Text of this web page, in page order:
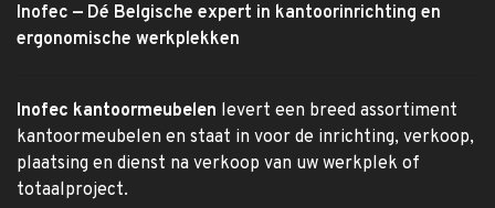
Inofec — Dé Belgische expert in kantoorinrichting en
ergonomische werkplekken
Inofec kantoormeubelen levert een breed assortiment
kantoormeubelen en staat in voor de inrichting, verkoop,
plaatsing en dienst na verkoop van uw werkplek of
totaalproject.